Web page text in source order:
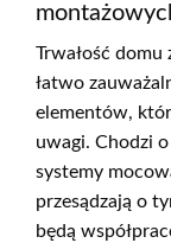
Trwałość
łatwo
elementów,
uwagi. Chodzi
systemy
przesądzają o
będą